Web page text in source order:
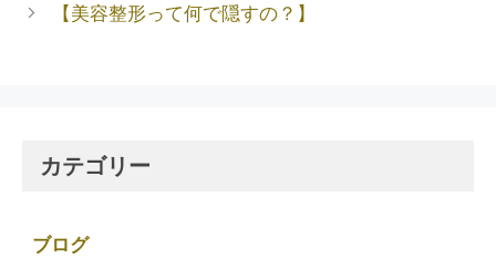
【美容整形って何で隠すの？】
カテゴリー
ブログ